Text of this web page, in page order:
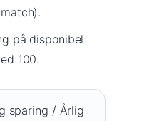
på disponibel
100.
sparing / Årlig